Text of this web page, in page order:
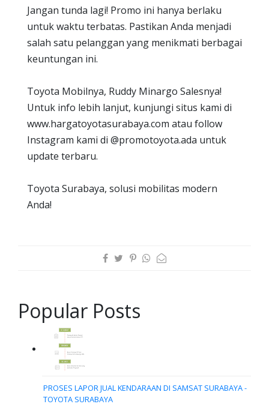
Jangan tunda lagi! Promo ini hanya berlaku
untuk waktu terbatas. Pastikan Anda menjadi
salah satu pelanggan yang menikmati berbagai
keuntungan ini.
Toyota Mobilnya, Ruddy Minargo Salesnya!
Untuk info lebih lanjut, kunjungi situs kami di
www.hargatoyotasurabaya.com atau follow
Instagram kami di @promotoyota.ada untuk
update terbaru.
Toyota Surabaya, solusi mobilitas modern
Anda!
Popular Posts
PROSES LAPOR JUAL KENDARAAN DI SAMSAT SURABAYA -
TOYOTA SURABAYA